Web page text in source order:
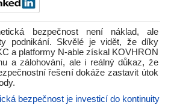
bezpečnost není náklad, ale
podnikání. Skvělé je vidět, že díky
a platformy N-able získal KOVHRON
a zálohování, ale i reálný důkaz, že
řešení dokáže zastavit útok
bezpečnost je investicí do kontinuity